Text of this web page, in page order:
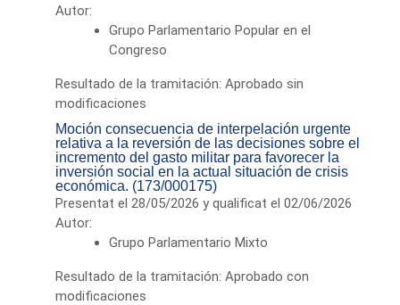
Autor:
Grupo Parlamentario Popular en el
Congreso
Resultado de la tramitación: Aprobado sin
modificaciones
Moción consecuencia de interpelación urgente
relativa a la reversión de las decisiones sobre el
incremento del gasto militar para favorecer la
inversión social en la actual situación de crisis
económica. (173/000175)
Presentat el 28/05/2026 y qualificat el 02/06/2026
Autor:
Grupo Parlamentario Mixto
Resultado de la tramitación: Aprobado con
modificaciones